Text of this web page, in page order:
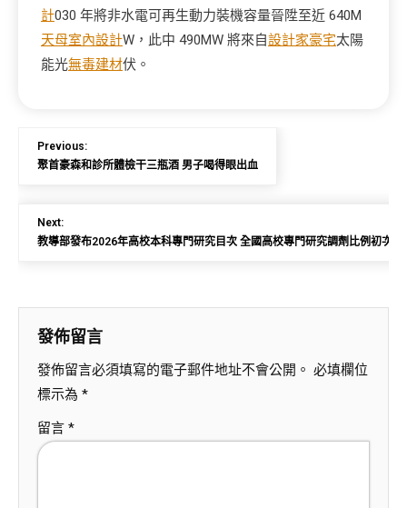
計030 年將非水電可再生動力裝機容量晉陞至近 640M
天母室內設計W，此中 490MW 將來自設計家豪宅太陽
能光無毒建材伏。
Previous:
聚首豪森和診所體檢干三瓶酒 男子喝得眼出血
Next:
教導部發布2026年高校本科專門研究目次 全國高校專門研究調劑比例初次衝
發佈留言
發佈留言必須填寫的電子郵件地址不會公開。 必填欄位
標示為 *
留言 *